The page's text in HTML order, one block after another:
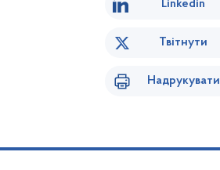
Linkedin
Твітнути
Надрукувати